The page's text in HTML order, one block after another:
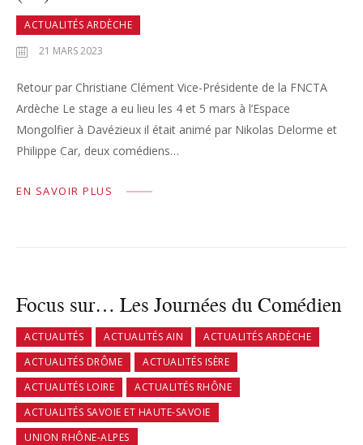
ACTUALITÉS ARDÈCHE
21 MARS 2023
Retour par Christiane Clément Vice-Présidente de la FNCTA
Ardèche Le stage a eu lieu les 4 et 5 mars à l’Espace
Mongolfier à Davézieux il était animé par Nikolas Delorme et
Philippe Car, deux comédiens…
EN SAVOIR PLUS
Focus sur… Les Journées du Comédien
ACTUALITÉS ACTUALITÉS AIN
ACTUALITÉS ARDÈCHE
ACTUALITÉS DRÔME
ACTUALITÉS ISÈRE
ACTUALITÉS LOIRE
ACTUALITÉS RHÔNE
ACTUALITÉS SAVOIE ET HAUTE-SAVOIE
UNION RHÔNE-ALPES